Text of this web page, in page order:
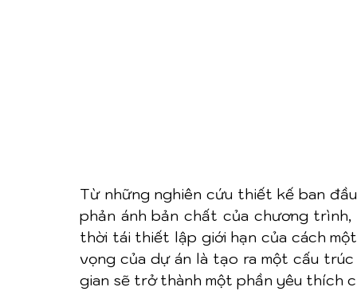
Từ những nghiên cứu thiết kế ban
phản ánh bản chất của chương
thời tái thiết lập giới hạn của cách
vọng của dự án là tạo ra một cấu
gian sẽ trở thành một phần yêu thích